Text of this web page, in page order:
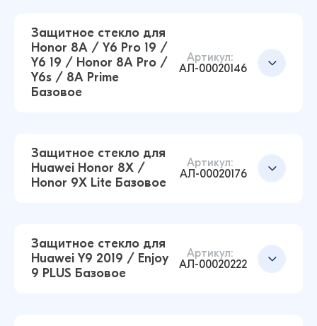
Защитное стекло для Huawei Honor 9A /
Honor Play 9A Базовое (Черный)
Добавить в корзину
Защитное стекло для Huawei P30 Lite / Honor
20S / Honor 20 Lite Базовое (Черный)
Защитное стекло для
Honor 8A / Y6 Pro 19 /
Y6 19 / Honor 8A Pro /
Y6s / 8A Prime
Базовое
Артикул:
АЛ-00020146
Защитное стекло для
Huawei Honor 8X /
Honor 9X Lite Базовое
Артикул:
АЛ-00020176
Защитное стекло для
Huawei Y9 2019 / Enjoy
9 PLUS Базовое
Артикул:
АЛ-00020222